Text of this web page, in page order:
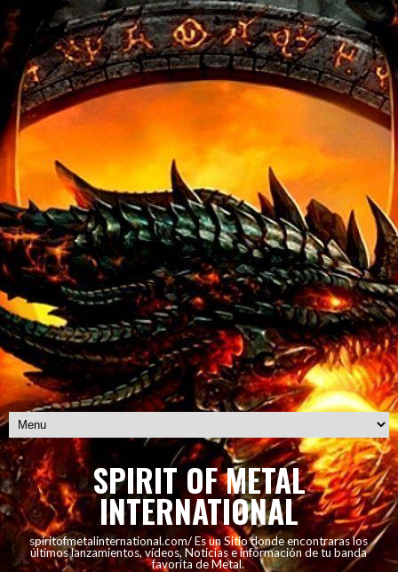
SPIRIT OF METAL
INTERNATIONAL
spiritofmetalinternational.com/ Es un Sitio donde encontraras los
últimos lanzamientos, vídeos, Noticias e información de tu banda
favorita de Metal.